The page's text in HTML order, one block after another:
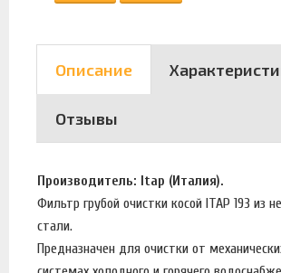
Описание
Отзывы
Производитель: Itap (Италия).
Фильтр грубой очистки косой ITAP 193 из
стали.
Предназначен для очистки от